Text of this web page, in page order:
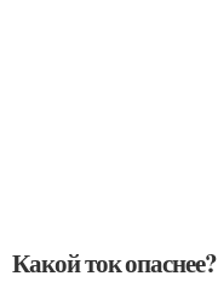
Какой ток опаснее?